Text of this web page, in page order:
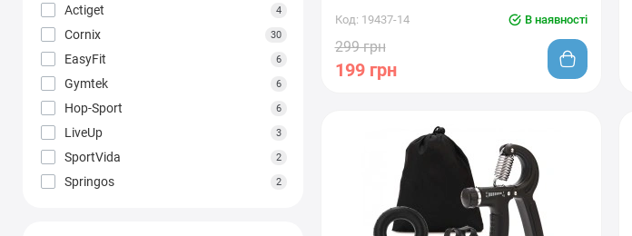
Actiget 4
Cornix 30
EasyFit 6
Gymtek 6
Hop-Sport 6
LiveUp 3
SportVida 2
Springos 2
Код: 19437-14 В наявності
299 грн
199 грн